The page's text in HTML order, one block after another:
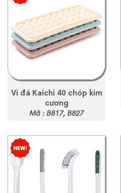
Vỉ đá Kaichi 40 chóp kim
cương
Mã : B817, B827